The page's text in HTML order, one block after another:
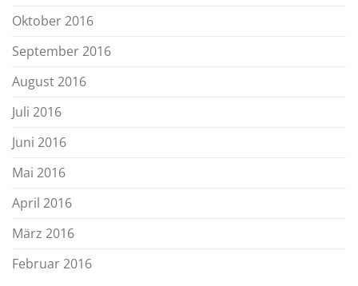
Oktober 2016
September 2016
August 2016
Juli 2016
Juni 2016
Mai 2016
April 2016
März 2016
Februar 2016